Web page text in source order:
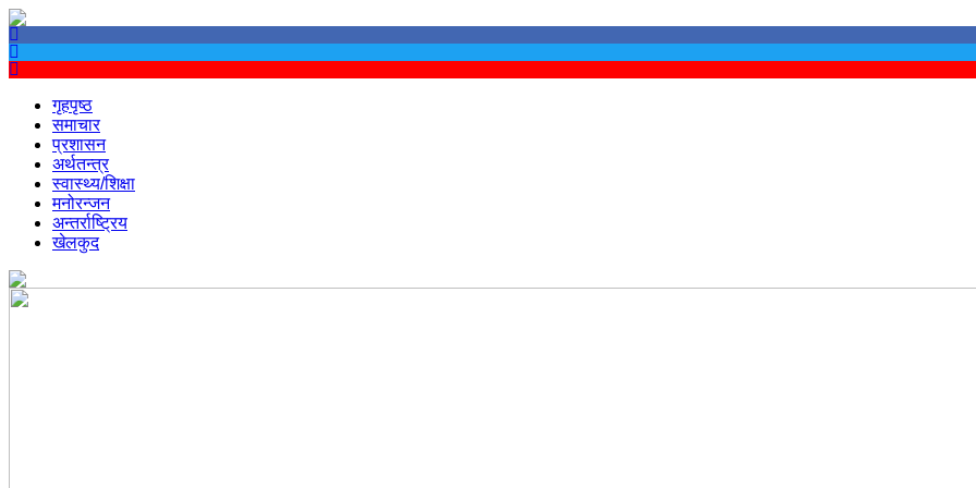
गृहपृष्ठ
समाचार
प्रशासन
अर्थतन्त्र
स्वास्थ्य/शिक्षा
मनोरन्जन
अन्तर्राष्ट्रिय
खेलकुद